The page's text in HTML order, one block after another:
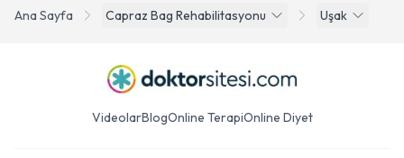
Ana Sayfa Capraz Bag Rehabilitasyonu Uşak
VideolarBlogOnline TerapiOnline Diyet